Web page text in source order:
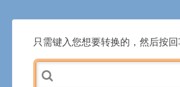
只需键入您想要转换的，然后按